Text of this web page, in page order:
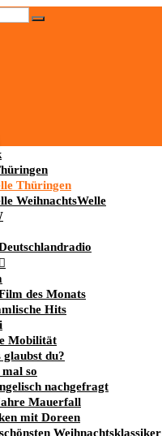
Thüringen
WeihnachtsWelle
des Monats
Hits
Mobilität
glaubst du?
so
nachgefragt
Mauerfall
mit Doreen
Weihnachtsklassiker